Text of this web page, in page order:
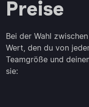
Preise
Bei der Wahl
Wert, den du von
Teamgröße und
sie: